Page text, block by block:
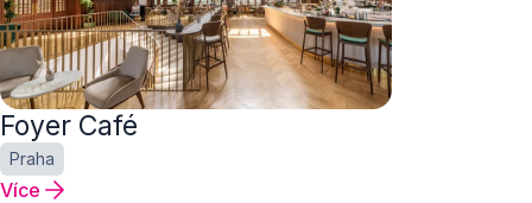
Foyer Café
Praha
Více